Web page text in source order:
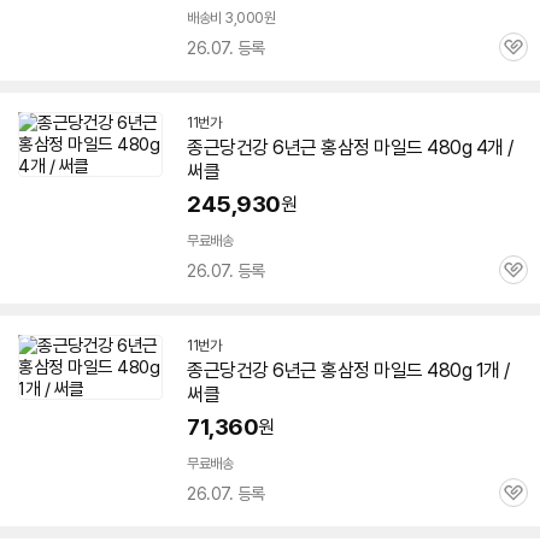
배송비 3,000원
26.07. 등록
관
11번가
종근당건강6년근 홍삼정 마일드 480g 4개 /
써클
245,930원
무료배송
26.07. 등록
관
11번가
종근당건강6년근 홍삼정 마일드 480g 1개 /
써클
71,360원
무료배송
26.07. 등록
관